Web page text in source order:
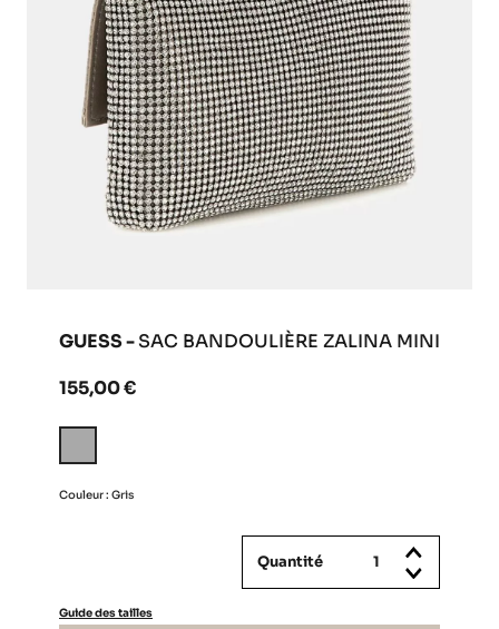
GUESS -SAC BANDOULIÈRE ZALINA MINI
155,00 €
Couleur : Gris
Quantité
Guide des tailles